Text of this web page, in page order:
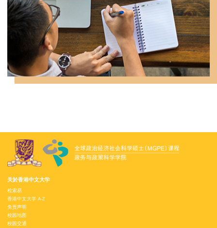
关於香港中文大学
检索易
香港中文大学 A-Z
免责声明
校园地图
校园交通